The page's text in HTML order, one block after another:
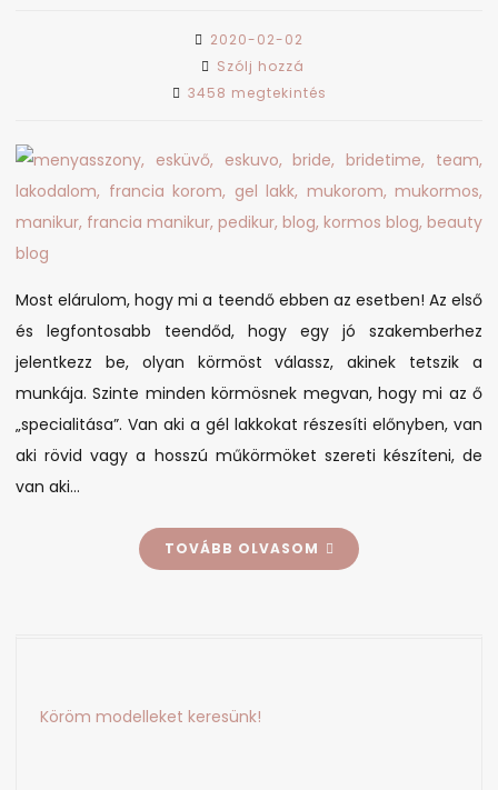
2020-02-02
Szólj hozzá
A
készülsz,
és
még
műkörmöd
vagy
gél
3458 megtekintés
Most elárulom, hogy mi a teendő ebben az esetben! Az első
és legfontosabb teendőd, hogy egy jó szakemberhez
jelentkezz be, olyan körmöst válassz, akinek tetszik a
munkája. Szinte minden körmösnek megvan, hogy mi az ő
„specialitása”. Van aki a gél lakkokat részesíti előnyben, van
aki rövid vagy a hosszú műkörmöket szereti készíteni, de
van aki…
TOVÁBB OLVASOM
Köröm modelleket keresünk!